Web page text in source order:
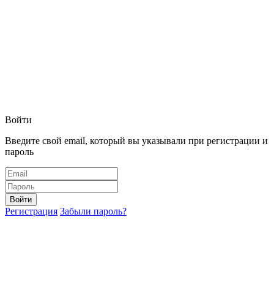
Войти
Введите свой email, который вы указывали при регистрации и
пароль
Войти
Регистрация Забыли пароль?